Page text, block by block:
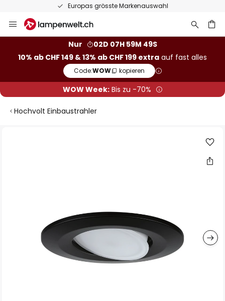
Europas grösste Markenauswahl
Inhalt
Nur
02D 07H 59M 48S
10% ab CHF 149 & 13% ab CHF 199 extra auf fast alles
Code:WOW kopieren
WOW Week:Bis zu -70%
Hochvolt Einbaustrahler